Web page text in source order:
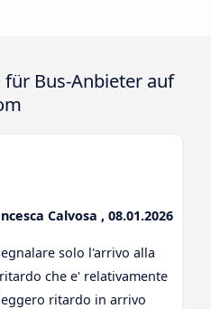
Bus-Anbieter auf
Calvosa , 08.01.2026
solo l'arrivo alla
che e' relativamente
ritardo in arrivo